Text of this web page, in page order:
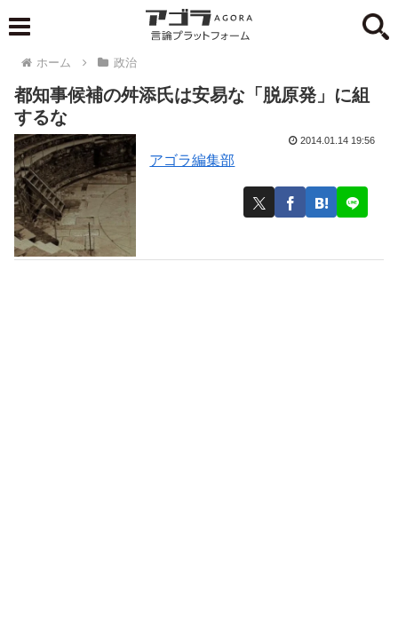
ホーム 政治
都知事候補の舛添氏は安易な「脱原発」に組
するな
アゴラ編集部
2014.01.14 19:56